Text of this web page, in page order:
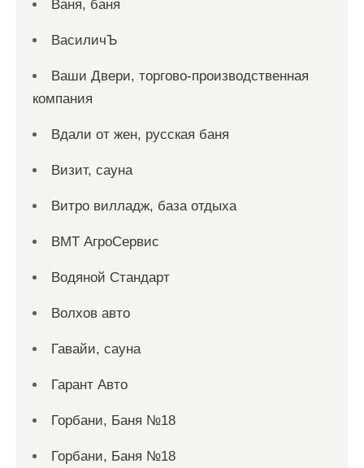
Ваня, баня
ВасиличЪ
Ваши Двери, торгово-производственная
компания
Вдали от жен, русская баня
Визит, сауна
Витро вилладж, база отдыха
ВМТ АгроСервис
Водяной Стандарт
Волхов авто
Гавайи, сауна
Гарант Авто
Горбани, Баня №18
Горбани, Баня №18